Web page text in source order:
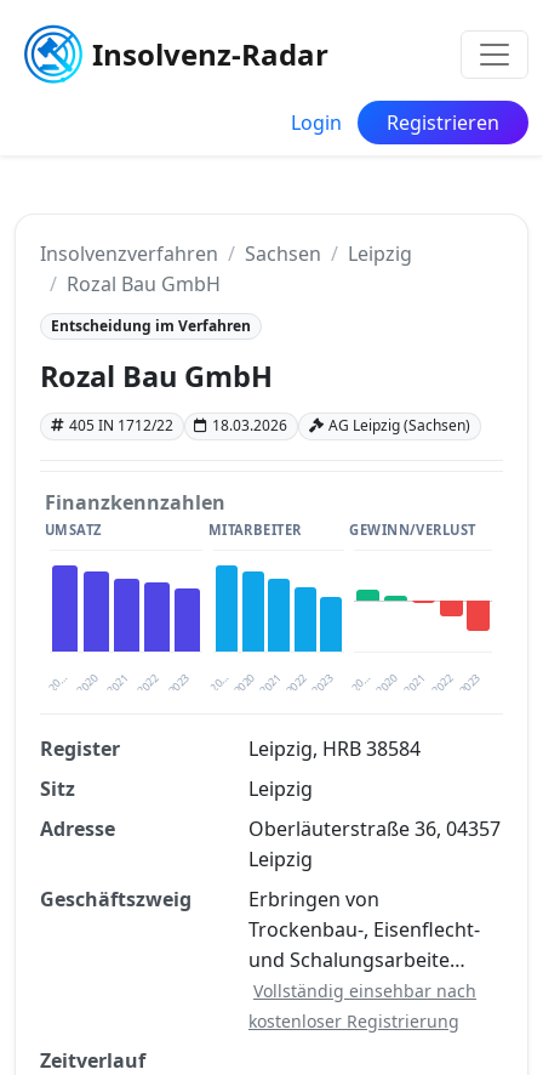
Insolvenz-Radar
Login Registrieren
Insolvenzverfahren Sachsen
Leipzig
Rozal Bau GmbH
Entscheidung im Verfahren
Rozal Bau GmbH
405 IN 1712/22 18.03.2026 AG Leipzig (Sachsen)
Finanzkennzahlen
UMSATZ
20… 2021 2023
2020 2022
MITARBEITER
20… 2021 2023
2020 2022
GEWINN/VERLUST
20… 2021 2023
2020 2022
Finanzkennzahlen nach kostenloser
Registrierung verfügbar
Jetzt kostenlos registrieren
Register
Leipzig, HRB 38584
Sitz
Leipzig
Adresse
Oberläuterstraße 36, 04357
Leipzig
Geschäftszweig
Erbringen von
Trockenbau-, Eisenflecht-
und Schalungsarbeite…
Vollständig einsehbar nach
kostenloser Registrierung
Zeitverlauf